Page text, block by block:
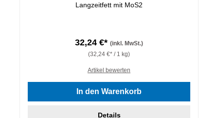
Langzeitfett mit MoS2
32,24 €* (inkl. MwSt.)
(32,24 €* / 1 kg)
Artikel bewerten
In den Warenkorb
Details